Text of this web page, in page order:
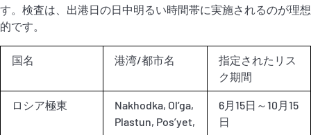
English 日本語
す。検査は、出港日の日中明るい時間帯に実施されるのが理想
的です。
国名 港湾/都市名
指定されたリス
ク期間
ロシア極東
Nakhodka, Ol’ga,
Plastun, Pos’yet,
6月15日～10月15
日